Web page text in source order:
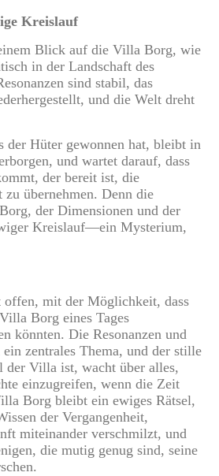
Kreislauf
Blick auf die Villa Borg, wie
in der Landschaft des
sind stabil, das
und die Welt dreht
der Hüter gewonnen hat, bleibt in
und wartet darauf, dass
der bereit ist, die
zu übernehmen. Denn die
der Dimensionen und der
Kreislauf—ein Mysterium,
offen, mit der Möglichkeit, dass
Borg eines Tages
könnten. Die Resonanzen und
zentrales Thema, und der stille
der Villa ist, wacht über alles,
einzugreifen, wenn die Zeit
Borg bleibt ein ewiges Rätsel,
der Vergangenheit,
miteinander verschmilzt, und
die mutig genug sind, seine